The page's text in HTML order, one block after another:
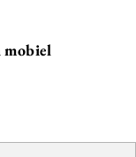
mobiel